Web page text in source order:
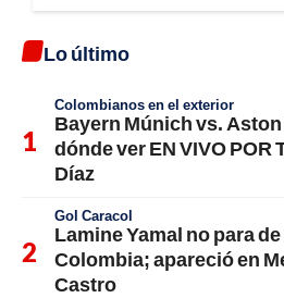
Lo último
Colombianos en el exterior
Bayern Múnich vs.
dónde ver EN VIVO POR
Díaz
Gol Caracol
Lamine Yamal no para
Colombia; apareció en
Castro